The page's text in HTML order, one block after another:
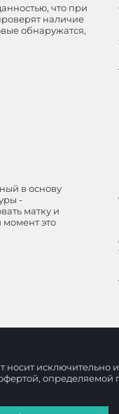
что при
наличие
обнаружатся,
в основу
-
матку и
момент это
носит